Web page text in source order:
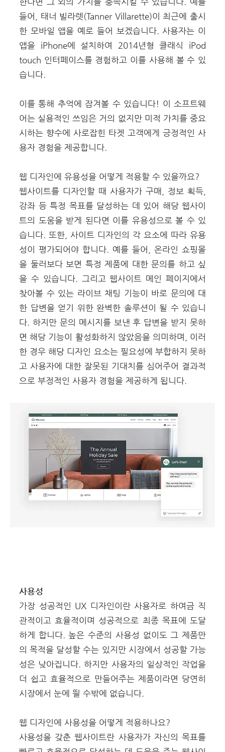
들어, 태너 빌라렛(Tanner Villarette)이 최근에 출시
한 모바일 앱을 예로 들어 보겠습니다. 사용자는 이
앱을 iPhone에 설치하여 2014년형 클래식 iPod
touch 인터페이스를 경험하고 이를 사용해 볼 수 있
습니다.
이를 통해 추억에 잠겨볼 수 있습니다! 이 소프트웨
어는 실용적인 쓰임은 거의 없지만 미적 가치를 중요
시하는 향수에 사로잡힌 타겟 고객에게 긍정적인 사
용자 경험을 제공합니다.
웹 디자인에 유용성을 어떻게 적용할 수 있을까요?
웹사이트를 디자인할 때 사용자가 구매, 정보 획득,
강좌 등 특정 목표를 달성하는 데 있어 해당 웹사이
트의 도움을 받게 된다면 이를 유용성으로 볼 수 있
습니다. 또한, 사이트 디자인의 각 요소에 따라 유용
성이 평가되어야 합니다. 예를 들어, 온라인 쇼핑몰
을 둘러보다 보면 특정 제품에 대한 문의를 하고 싶
을 수 있습니다. 그리고 웹사이트 메인 페이지에서
찾아볼 수 있는 라이브 채팅 기능이 바로 문의에 대
한 답변을 얻기 위한 완벽한 솔루션이 될 수 있습니
다. 하지만 문의 메시지를 보낸 후 답변을 받지 못하
면 해당 기능이 활성화하지 않았음을 의미하며, 이러
한 경우 해당 디자인 요소는 필요성에 부합하지 못하
고 사용자에 대한 잘못된 기대치를 심어주어 결과적
으로 부정적인 사용자 경험을 제공하게 됩니다.
사용성
가장 성공적인 UX 디자인이란 사용자로 하여금 직
관적이고 효율적이며 성공적으로 최종 목표에 도달
하게 합니다. 높은 수준의 사용성 없이도 그 제품만
의 목적을 달성할 수는 있지만 시장에서 성공할 가능
성은 낮아집니다. 하지만 사용자의 일상적인 작업을
더 쉽고 효율적으로 만들어주는 제품이라면 당연히
시장에서 눈에 띌 수밖에 없습니다.
웹 디자인에 사용성을 어떻게 적용하나요?
사용성을 갖춘 웹사이트란 사용자가 자신의 목표를